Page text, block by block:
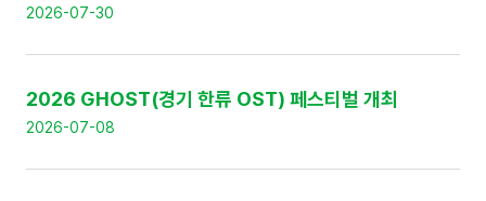
목
날
로
구
2026-07-30
2026 GHOST(경기 한류 OST) 페스티벌 개최
2026-07-08